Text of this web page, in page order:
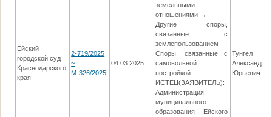
Ейский
городской суд
Краснодарского
края
2-719/2025
~
М-326/2025
04.03.2025
земельными
отношениями →
Другие споры,
связанные с
землепользованием →
Споры, связанные с
самовольной
постройкой
ИСТЕЦ(ЗАЯВИТЕЛЬ):
Администрация
муниципального
образования Ейского
Тунгел
Александр
Юрьевич